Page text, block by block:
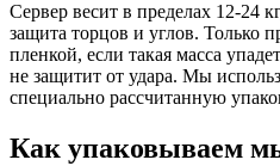
Сервер весит в пределах 12-24
защита торцов и углов. Только
пленкой, если такая масса
не защитит от удара. Мы
специально расcчитанную
Как упаковываем